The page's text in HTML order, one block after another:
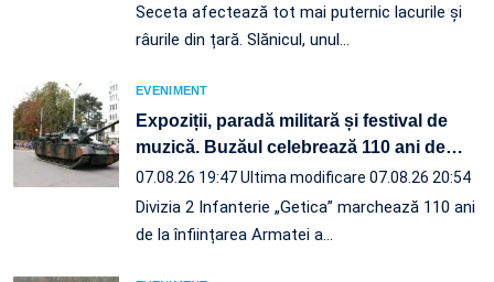
Seceta afectează tot mai puternic lacurile și
râurile din țară. Slănicul, unul…
EVENIMENT
Expoziții, paradă militară și festival de
muzică. Buzăul celebrează 110 ani de…
07.08.26 19:47Ultima modificare 07.08.26 20:54
Divizia 2 Infanterie „Getica” marchează 110 ani
de la înființarea Armatei a…